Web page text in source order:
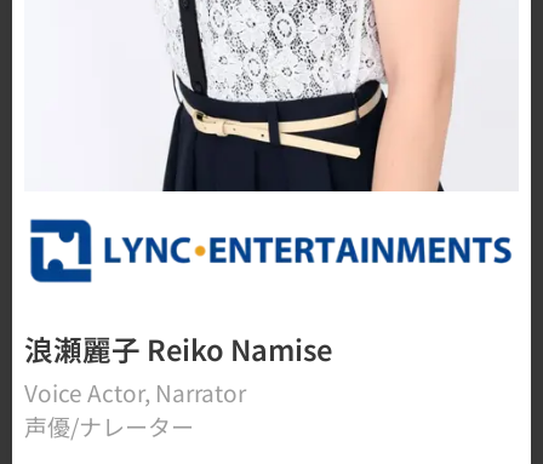
浪瀬麗子 Reiko Namise
Voice Actor, Narrator
声優/ナレーター